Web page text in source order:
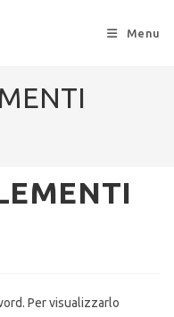
Menu
Per visualizzarlo